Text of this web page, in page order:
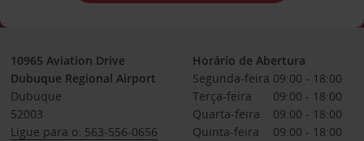
10965 Aviation Drive
Dubuque Regional Airport
Dubuque
52003
Ligue para o: 563-556-0656
Horário de Abertura
Segunda-feira 09:00 - 18:00
Terça-feira
09:00 - 18:00
Quarta-feira
09:00 - 18:00
Quinta-feira
09:00 - 18:00